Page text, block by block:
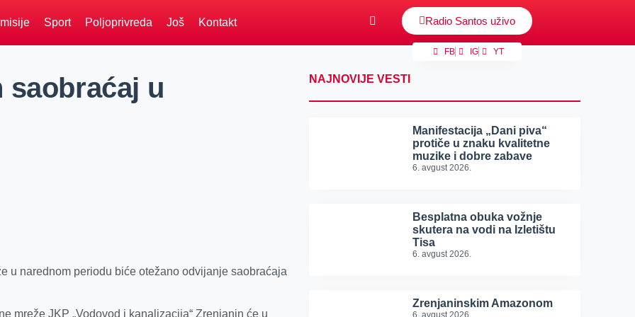
Sport Poljoprivreda Još Kontakt Radio Santos uživo
FB IG YT
saobraćaj u
u narednom periodu biće otežano odvijanje saobraćaja
mreže JKP „Vodovod i kanalizacija“ Zrenjanin će u
NAJNOVIJE VESTI
Manifestacija „Dani piva“
protiče u znaku kvalitetne
muzike i dobre zabave
6. avgust 2026.
Besplatna obuka vožnje
skutera na vodi na Izletištu
Tisa
6. avgust 2026.
Zrenjaninskim Amazonom
6. avgust 2026.